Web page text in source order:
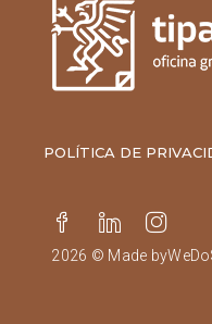
POLÍTICA DE
2026 © Made by